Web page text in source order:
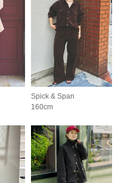
Spick & Span
160cm